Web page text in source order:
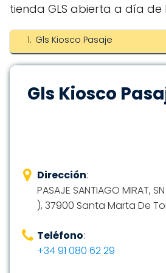
tienda GLS abierta a día de
Gls Kiosco Pasaje
Gls Kiosco
Dirección:
PASAJE SANTIAGO MIRAT,
), 37900 Santa Marta De
Teléfono:
+34 91 080 62 29